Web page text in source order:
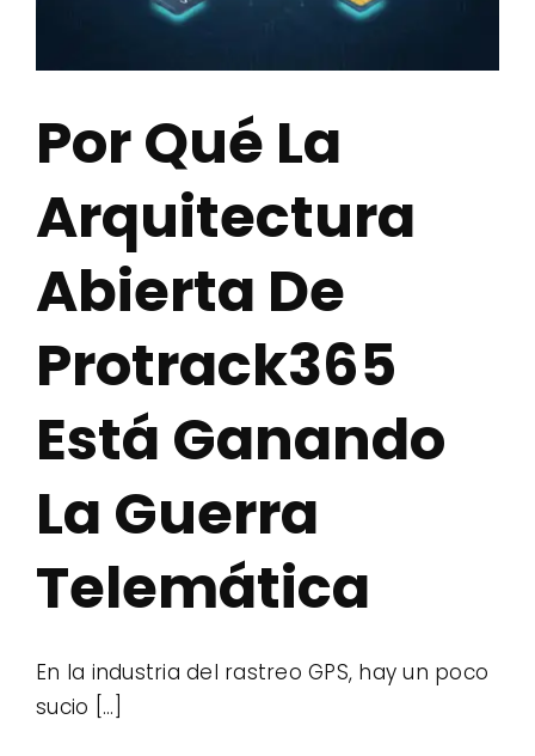
Por Qué La
Arquitectura
Abierta De
Protrack365
Está Ganando
La Guerra
Telemática
En la industria del rastreo GPS, hay un poco
sucio [...]